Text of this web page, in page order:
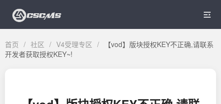

首页 / 社区 / V4受理专区 /
【vod】版块授权KEY不正确,请联系
开发者获取授权KEY~!